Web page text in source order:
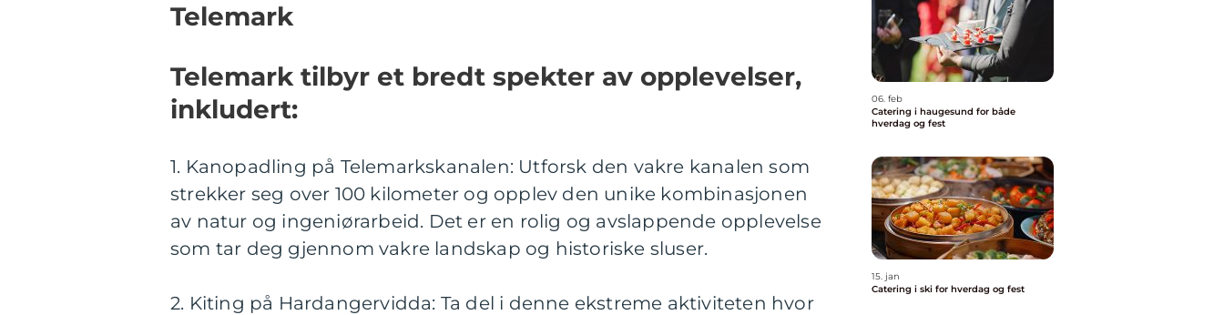
Telemark
Telemark tilbyr et bredt spekter av opplevelser,
inkludert:
1. Kanopadling på Telemarkskanalen: Utforsk den vakre kanalen som
strekker seg over 100 kilometer og opplev den unike kombinasjonen
av natur og ingeniørarbeid. Det er en rolig og avslappende opplevelse
som tar deg gjennom vakre landskap og historiske sluser.
2. Kiting på Hardangervidda: Ta del i denne ekstreme aktiviteten hvor
06. feb
Catering i haugesund for både
hverdag og fest
15. jan
Catering i ski for hverdag og fest